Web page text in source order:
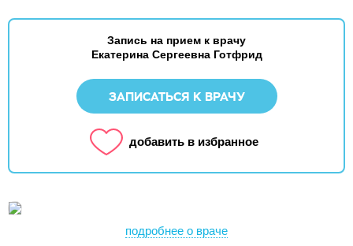
Запись на прием к врачу
Екатерина Сергеевна Готфрид
ЗАПИСАТЬСЯ К ВРАЧУ
добавить в избранное
подробнее о враче